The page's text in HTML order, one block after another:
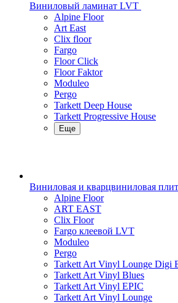
Виниловый ламинат LVT
Alpine Floor
Art East
Clix floor
Fargo
Floor Click
Floor Faktor
Moduleo
Pergo
Tarkett Deep House
Tarkett Progressive House
Еще
Виниловая и кварцвиниловая
Alpine Floor
ART EAST
Clix Floor
Fargo клеевой LVT
Moduleo
Pergo
Tarkett Art Vinyl Lounge Digi
Tarkett Art Vinyl Blues
Tarkett Art Vinyl EPIC
Tarkett Art Vinyl Lounge